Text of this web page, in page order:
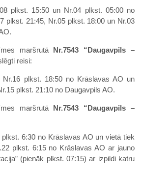
plkst. 15:50 un Nr.04 plkst. 05:00 no
plkst. 21:45, Nr.05 plkst. 18:00 un Nr.03
maršrutā Nr.7543 “Daugavpils –
reisi:
Nr.16 plkst. 18:50 no Krāslavas AO un
plkst. 21:10 no Daugavpils AO.
maršrutā Nr.7543 “Daugavpils –
6:30 no Krāslavas AO un vietā tiek
plkst. 6:15 no Krāslavas AO ar jauno
(pienāk plkst. 07:15) ar izpildi katru